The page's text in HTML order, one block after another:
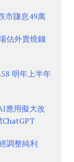
市賺息49萬
估外賣燒錢
明年上半年
應用擬大改
調整純利